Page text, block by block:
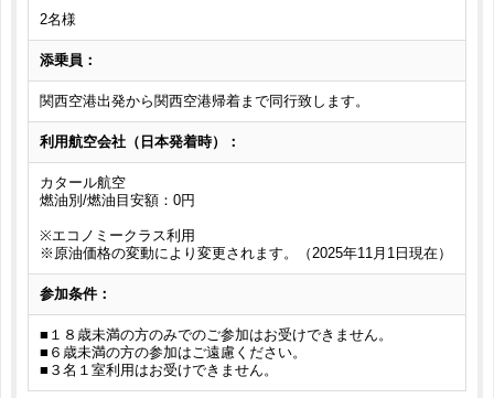
2名様
添乗員：
関西空港出発から関西空港帰着まで同行致します。
利用航空会社（日本発着時）：
カタール航空
燃油別/燃油目安額：0円
※エコノミークラス利用
※原油価格の変動により変更されます。（2025年11月1日現在）
参加条件：
■１８歳未満の方のみでのご参加はお受けできません。
■６歳未満の方の参加はご遠慮ください。
■３名１室利用はお受けできません。